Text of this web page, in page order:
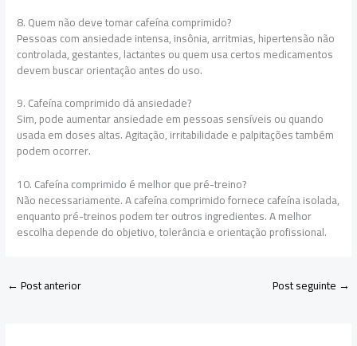
8. Quem não deve tomar cafeína comprimido?
Pessoas com ansiedade intensa, insônia, arritmias, hipertensão não
controlada, gestantes, lactantes ou quem usa certos medicamentos
devem buscar orientação antes do uso.
9. Cafeína comprimido dá ansiedade?
Sim, pode aumentar ansiedade em pessoas sensíveis ou quando
usada em doses altas. Agitação, irritabilidade e palpitações também
podem ocorrer.
10. Cafeína comprimido é melhor que pré-treino?
Não necessariamente. A cafeína comprimido fornece cafeína isolada,
enquanto pré-treinos podem ter outros ingredientes. A melhor
escolha depende do objetivo, tolerância e orientação profissional.
←Post anterior Post seguinte →